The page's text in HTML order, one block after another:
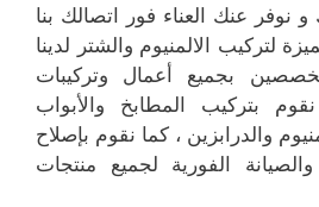
نوفر عنك العناء فور اتصالك بنا
لتركيب الالمنيوم والشتر لدينا
بجميع أعمال وتركيبات
بتركيب المطابخ والأبواب
والدرابزين ، كما نقوم بإصلاح
الفورية لجميع منتجات